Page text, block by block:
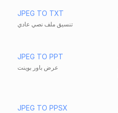
JPEG TO TXT
تنسيق ملف نصي عادي
JPEG TO PPT
عرض باور بوينت
JPEG TO PPSX